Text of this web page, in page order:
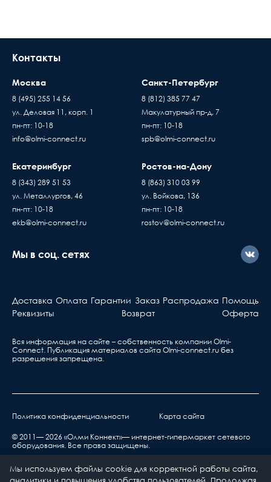
Контакты
Москва
8 (495) 255 14 56
ул. Деловая 11, корп. 1
пн-пт: 10-18
info@olmi-connect.ru
Санкт-Петербург
8 (812) 385 77 47
Макулатурный пр-д, 7
пн-пт: 10-18
spb@olmi-connect.ru
Екатеринбург
8 (343) 289 51 53
ул. Металлургов, 46
пн-пт: 10-18
ekb@olmi-connect.ru
Ростов-на-Дону
8 (863) 310 03 99
ул. Войкова, 136
пн-пт: 10-18
rostov@olmi-connect.ru
Мы в соц. сетях
Доставка Оплата Гарантии Заказ Распродажа Помощь
Реквизиты
Возврат Оферта
Вся информация на сайте – собственность компании Olmi-
Сonnect. Публикация материалов сайта Olmi-connect.ru без
разрешения запрещена.
Политика конфиденциальности Карта сайта
© 2011— 2026 «Олми Коннект»— интернет-гипермаркет сетевого
оборудования. Все права защищены.
Мы используем файлы cookie для корректной работы сайта,